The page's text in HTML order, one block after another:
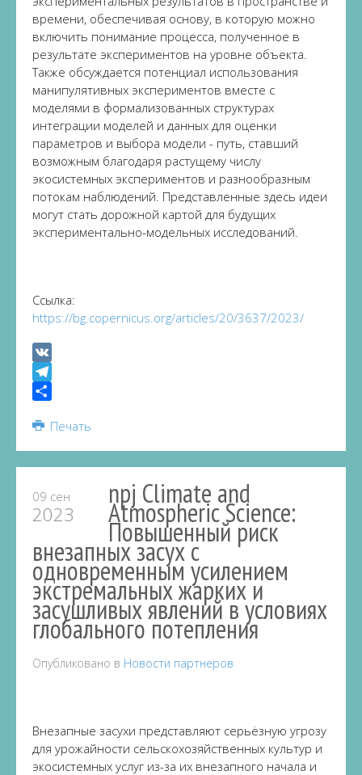
времени, обеспечивая основу, в которую можно
включить понимание процесса, полученное в
результате экспериментов на уровне объекта.
Также обсуждается потенциал использования
манипулятивных экспериментов вместе с
моделями в формализованных структурах
интеграции моделей и данных для оценки
параметров и выбора модели - путь, ставший
возможным благодаря растущему числу
экосистемных экспериментов и разнообразным
потокам наблюдений. Представленные здесь идеи
могут стать дорожной картой для будущих
экспериментально-модельных исследований.
Ссылка:
https://bg.copernicus.org/articles/20/3637/2023/
VK
Telegram
Печать
09 сен
2023
npj Climate and
Atmospheric Science:
Повышенный риск
внезапных засух с
одновременным усилением
экстремальных жарких и
засушливых явлений в условиях
глобального потепления
Опубликовано в Новости партнеров
Внезапные засухи представляют серьёзную угрозу
для урожайности сельскохозяйственных культур и
экосистемных услуг из-за их внезапного начала и